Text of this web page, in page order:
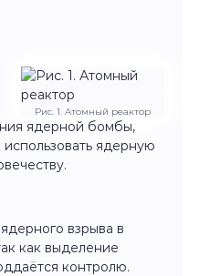
Рис. 1. Атомный реактор
ядерной бомбы,
использовать ядерную
взрыва в
как выделение
контролю.